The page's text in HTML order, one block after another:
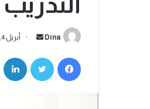
Dina أبريل 4, 2026